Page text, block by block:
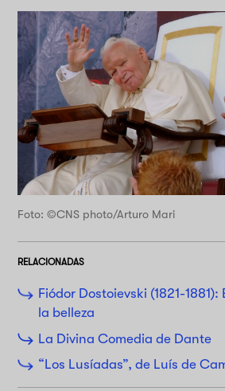
Foto: ©CNS photo/Arturo Mari
RELACIONADAS
Fiódor Dostoievski (1821-
la belleza
La Divina Comedia de Dante
“Los Lusíadas”, de Luís de